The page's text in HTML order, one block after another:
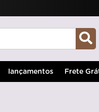
lançamentos Frete